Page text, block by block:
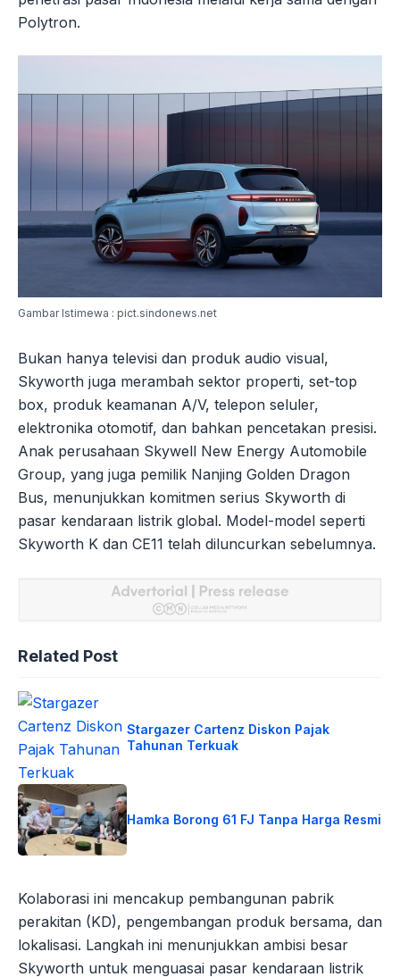
Polytron.
Gambar Istimewa : pict.sindonews.net
Bukan hanya televisi dan produk audio visual,
Skyworth juga merambah sektor properti, set-top
box, produk keamanan A/V, telepon seluler,
elektronika otomotif, dan bahkan pencetakan presisi.
Anak perusahaan Skywell New Energy Automobile
Group, yang juga pemilik Nanjing Golden Dragon
Bus, menunjukkan komitmen serius Skyworth di
pasar kendaraan listrik global. Model-model seperti
Skyworth K dan CE11 telah diluncurkan sebelumnya.
Related Post
Stargazer Cartenz Diskon Pajak
Tahunan Terkuak
Hamka Borong 61 FJ Tanpa Harga Resmi
Kolaborasi ini mencakup pembangunan pabrik
perakitan (KD), pengembangan produk bersama, dan
lokalisasi. Langkah ini menunjukkan ambisi besar
Skyworth untuk menguasai pasar kendaraan listrik